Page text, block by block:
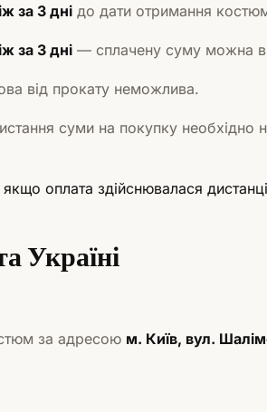
за 3 дні до дати отримання
за 3 дні — сплачену суму можна
від прокату неможлива.
суми на покупку необхідно
якщо оплата здійснювалася
Україні
за адресою м. Київ, вул.